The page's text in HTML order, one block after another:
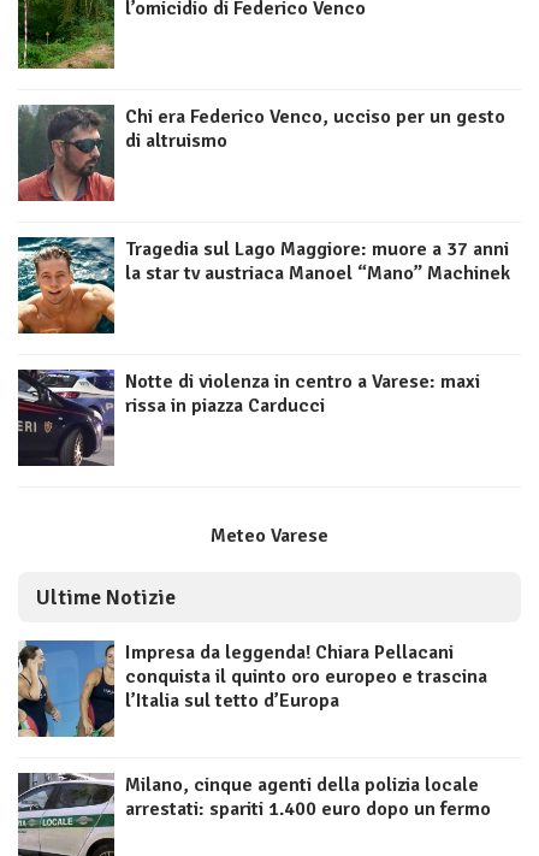
l’omicidio di Federico Venco
Chi era Federico Venco, ucciso per un gesto
di altruismo
Tragedia sul Lago Maggiore: muore a 37 anni
la star tv austriaca Manoel “Mano” Machinek
Notte di violenza in centro a Varese: maxi
rissa in piazza Carducci
Meteo Varese
Ultime Notizie
Impresa da leggenda! Chiara Pellacani
conquista il quinto oro europeo e trascina
l’Italia sul tetto d’Europa
Milano, cinque agenti della polizia locale
arrestati: spariti 1.400 euro dopo un fermo